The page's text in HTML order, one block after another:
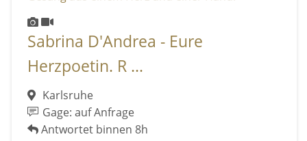
Sabrina D'Andrea - Eure
Herzpoetin. R ...
Karlsruhe
Gage: auf Anfrage
Antwortet binnen 8h